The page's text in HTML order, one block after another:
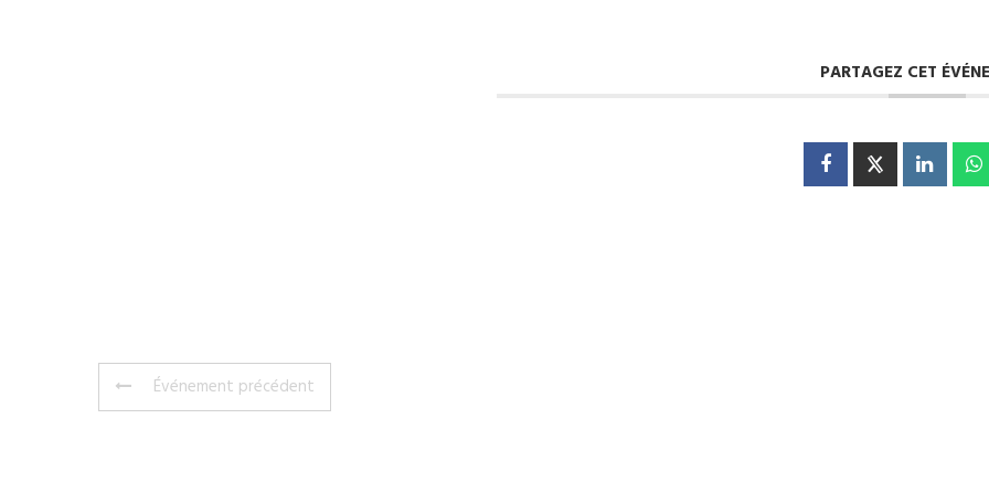
PARTAGEZ CET
Événement précédent